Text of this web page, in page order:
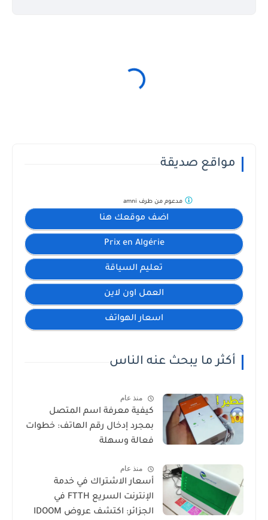
مواقع صديقة
اضف موقعك هنا
Prix en Algérie
تعليم السياقة
العمل اون لاين
اسعار الهواتف
مدعوم من طرف amni
أكثر ما يبحث عنه الناس
منذ عام
كيفية معرفة اسم المتصل
بمجرد إدخال رقم الهاتف: خطوات
فعالة وسهلة
منذ عام
أسعار الاشتراك في خدمة
الإنترنت السريع FTTH في
الجزائر: اكتشف عروض IDOOM